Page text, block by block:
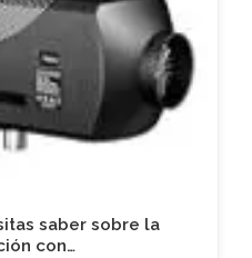
saber sobre la
con…